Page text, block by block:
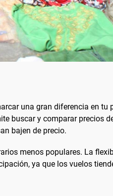
una gran diferencia en tu
buscar y comparar precios
bajen de precio.
menos populares. La
ya que los vuelos